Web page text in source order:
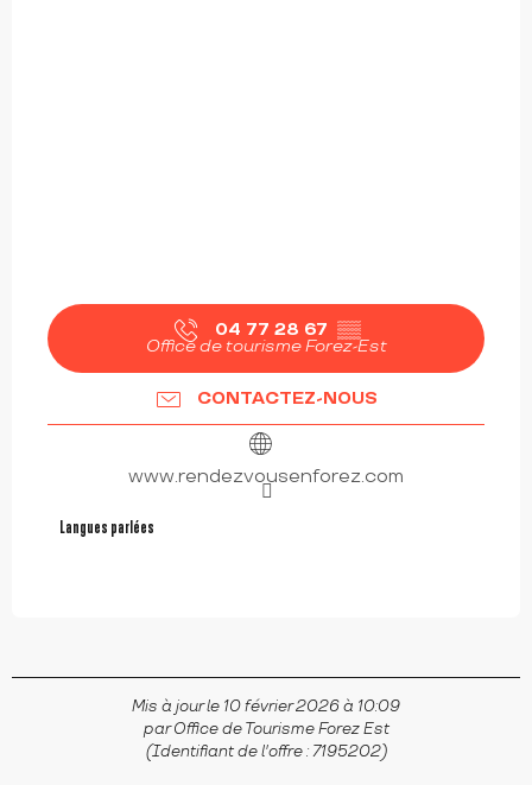
04 77 28 67 ▒▒
Office de tourisme Forez-Est
CONTACTEZ-NOUS
www.rendezvousenforez.com
Langues parlées
Langues parlées
Mis à jour le 10 février 2026 à 10:09
par Office de Tourisme Forez Est
(Identifiant de l'offre :7195202)